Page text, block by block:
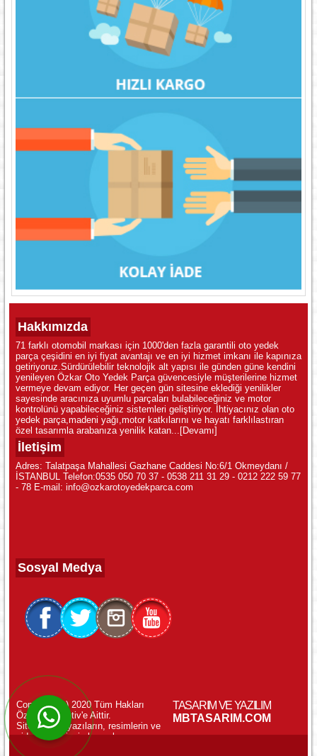
WhatsApp ile Online Destek!
Hakkımızda
71 farklı otomobil markası için 1000'den fazla garantili oto yedek
parça çeşidini en iyi fiyat avantajı ve en iyi hizmet imkanı ile kapınıza
getiriyoruz.Sürdürülebilir teknolojik alt yapısı ile günden güne kendini
yenileyen Özkar Oto Yedek Parça güvencesiyle müşterilerine hizmet
vermeye devam ediyor. Her geçen gün sitesine eklediği yenilikler
sayesinde aracınıza uyumlu parçaları bulabileceğiniz ve motor
kontrolünü yapabileceğiniz sistemleri geliştiriyor. İhtiyacınız olan oto
yedek parça,madeni yağı,motor katkılarını ve hayatı farklılastıran
özel tasarımla arabanıza yenilik katan... [Devamı]
İletişim
Adres: Talatpaşa Mahallesi Gazhane Caddesi No:6/1 Okmeydanı /
İSTANBUL Telefon:0535 050 70 37 - 0538 211 31 29 - 0212 222 59 77
- 78 E-mail: info@ozkarotoyedekparca.com
Sosyal Medya
Copyright (c) 2020 Tüm Hakları
Özkar Otomotiv'e Aittir.
Sitemizdeki yazıların, resimlerin ve
videoların izinsiz kopyalanması
yasaktır.
TASARIM VE YAZILIM
MBTASARIM.COM